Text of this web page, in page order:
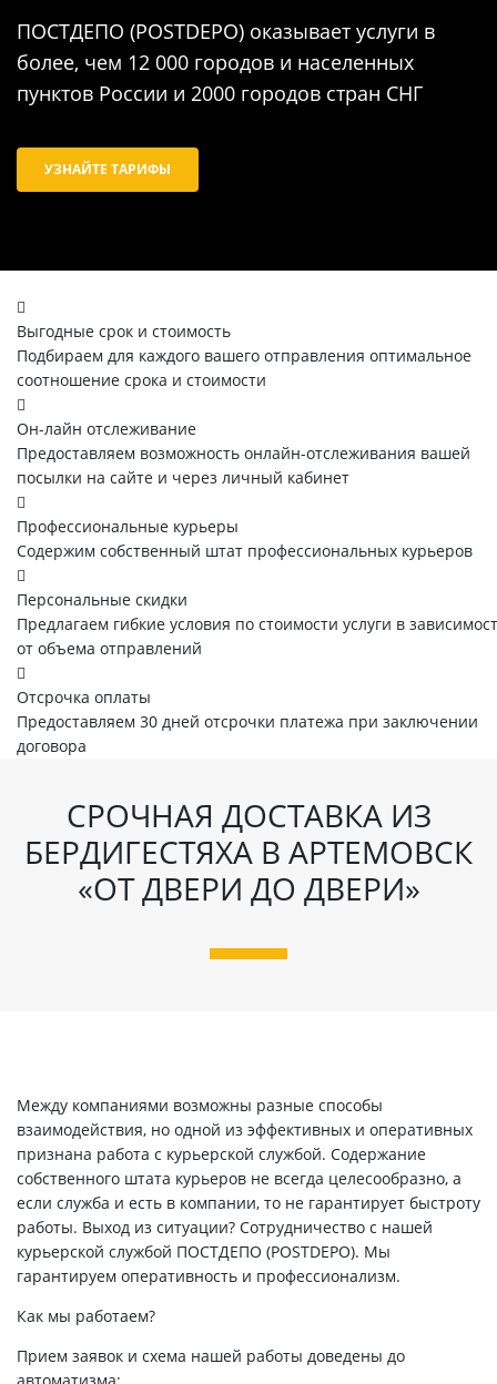
ПОСТДЕПО (POSTDEPO) оказывает услуги в
более, чем 12 000 городов и населенных
пунктов России и 2000 городов стран СНГ
УЗНАЙТЕ ТАРИФЫ
Выгодные срок и стоимость
Подбираем для каждого вашего отправления оптимальное
соотношение срока и стоимости
Он-лайн отслеживание
Предоставляем возможность онлайн-отслеживания вашей
посылки на сайте и через личный кабинет
Профессиональные курьеры
Содержим собственный штат профессиональных курьеров
Персональные скидки
Предлагаем гибкие условия по стоимости услуги в
от объема отправлений
Отсрочка оплаты
Предоставляем 30 дней отсрочки платежа при заключении
договора
СРОЧНАЯ ДОСТАВКА ИЗ
БЕРДИГЕСТЯХА В АРТЕМОВСК
«ОТ ДВЕРИ ДО ДВЕРИ»
Между компаниями возможны разные способы
взаимодействия, но одной из эффективных и оперативных
признана работа с курьерской службой. Содержание
собственного штата курьеров не всегда целесообразно, а
если служба и есть в компании, то не гарантирует быстроту
работы. Выход из ситуации? Сотрудничество с нашей
курьерской службой ПОСТДЕПО (POSTDEPO). Мы
гарантируем оперативность и профессионализм.
Как мы работаем?
Прием заявок и схема нашей работы доведены до